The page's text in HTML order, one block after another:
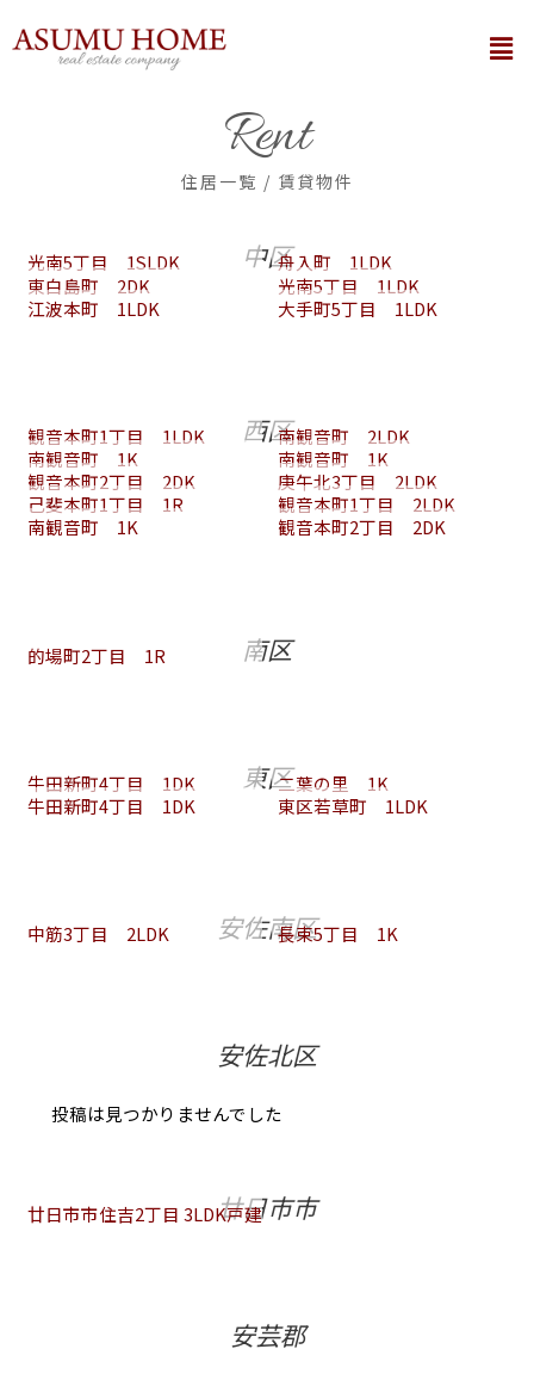
容
メ
ニ
Rent
住居一覧 / 賃貸物件
中区
光南5丁目 1SLDK
舟入町 1LDK
東白島町 2DK
光南5丁目 1LDK
江波本町 1LDK
大手町5丁目 1LDK
西区
観音本町1丁目 1LDK
南観音町 2LDK
南観音町 1K
南観音町 1K
観音本町2丁目 2DK
庚午北3丁目 2LDK
己斐本町1丁目 1R
観音本町1丁目 2LDK
南観音町 1K
観音本町2丁目 2DK
南区
的場町2丁目 1R
東区
牛田新町4丁目 1DK
二葉の里 1K
牛田新町4丁目 1DK
東区若草町 1LDK
安佐南区
中筋3丁目 2LDK 長束5丁目 1K
安佐北区
投稿は見つかりませんでした
廿日市市
廿日市市住吉2丁目 3LDK戸建
安芸郡